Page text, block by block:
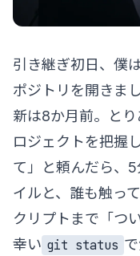
引き継ぎ初日、僕
ポジトリを開きま
新は8か月前。と
ロジェクトを把握
て」と頼んだら、
イルと、誰も触っ
クリプトまで「つ
幸い git status